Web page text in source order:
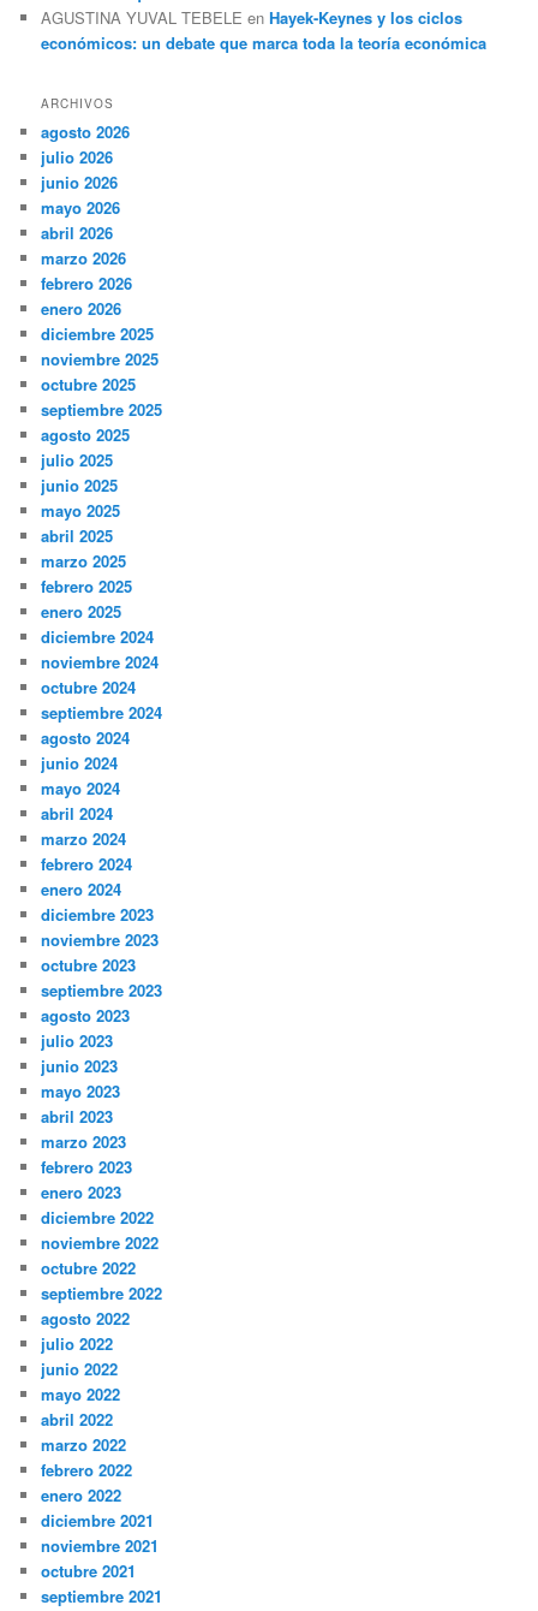
AGUSTINA YUVAL TEBELE enHayek-Keynes y los ciclos
económicos: un debate que marca toda la teoría económica
ARCHIVOS
agosto 2026
julio 2026
junio 2026
mayo 2026
abril 2026
marzo 2026
febrero 2026
enero 2026
diciembre 2025
noviembre 2025
octubre 2025
septiembre 2025
agosto 2025
julio 2025
junio 2025
mayo 2025
abril 2025
marzo 2025
febrero 2025
enero 2025
diciembre 2024
noviembre 2024
octubre 2024
septiembre 2024
agosto 2024
junio 2024
mayo 2024
abril 2024
marzo 2024
febrero 2024
enero 2024
diciembre 2023
noviembre 2023
octubre 2023
septiembre 2023
agosto 2023
julio 2023
junio 2023
mayo 2023
abril 2023
marzo 2023
febrero 2023
enero 2023
diciembre 2022
noviembre 2022
octubre 2022
septiembre 2022
agosto 2022
julio 2022
junio 2022
mayo 2022
abril 2022
marzo 2022
febrero 2022
enero 2022
diciembre 2021
noviembre 2021
octubre 2021
septiembre 2021